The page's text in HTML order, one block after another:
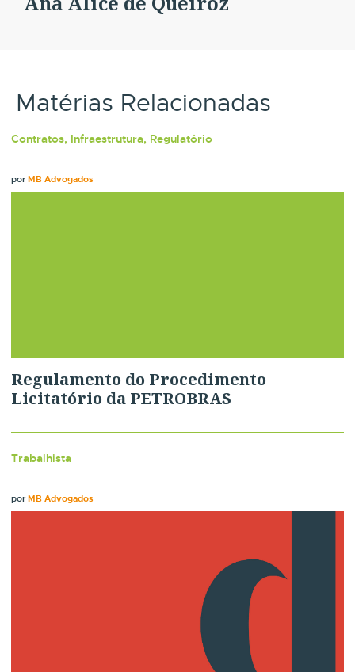
Matérias Relacionadas
Contratos, Infraestrutura, Regulatório
porMB Advogados
Regulamento do Procedimento
Licitatório da PETROBRAS
Trabalhista
porMB Advogados